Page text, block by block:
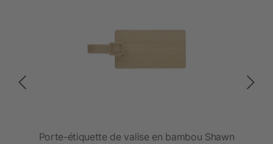
Porte-étiquette de valise en bambou Shawn